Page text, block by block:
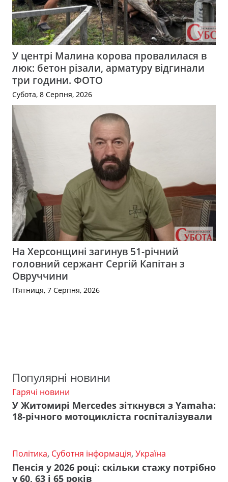
У центрі Малина корова провалилася в
люк: бетон різали, арматуру відгинали
три години. ФОТО
Субота, 8 Серпня, 2026
На Херсонщині загинув 51-річний
головний сержант Сергій Капітан з
Овруччини
П’ятниця, 7 Серпня, 2026
Популярні новини
Гарячі новини
У Житомирі Mercedes зіткнувся з Yamaha:
18-річного мотоцикліста госпіталізували
Політика, Суботня інформація, Україна
Пенсія у 2026 році: скільки стажу потрібно
у 60, 63 і 65 років